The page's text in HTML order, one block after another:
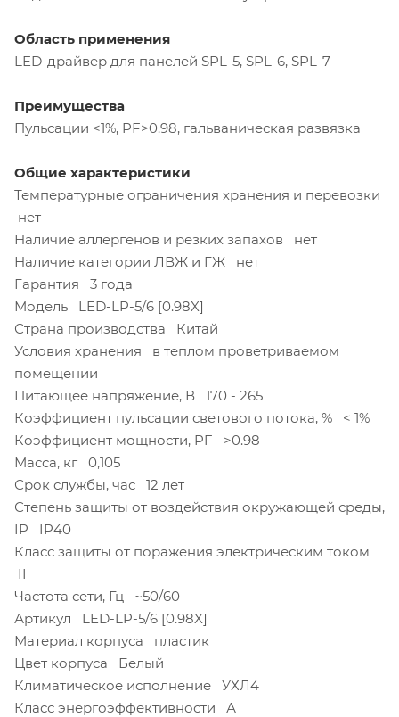
Область применения
LED-драйвер для панелей SPL-5, SPL-6, SPL-7
Преимущества
Пульсации <1%, PF>0.98, гальваническая развязка
Общие характеристики
Температурные ограничения хранения и перевозки
нет
Наличие аллергенов и резких запахов нет
Наличие категории ЛВЖ и ГЖ нет
Гарантия 3 года
Модель LED-LP-5/6 [0.98X]
Страна производства Китай
Условия хранения в теплом проветриваемом
помещении
Питающее напряжение, В 170 - 265
Коэффициент пульсации светового потока, % < 1%
Коэффициент мощности, PF >0.98
Масса, кг 0,105
Срок службы, час 12 лет
Степень защиты от воздействия окружающей среды,
IP IP40
Класс защиты от поражения электрическим током
II
Частота сети, Гц ~50/60
Артикул LED-LP-5/6 [0.98X]
Материал корпуса пластик
Цвет корпуса Белый
Климатическое исполнение УХЛ4
Класс энергоэффективности А